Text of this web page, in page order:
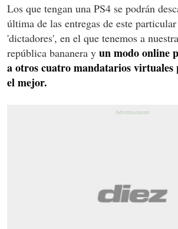
Los que tengan una PS4 se podrán
última de las entregas de este
'dictadores', en el que tenemos a
república bananera y un modo online
a otros cuatro mandatarios virtuales
el mejor.